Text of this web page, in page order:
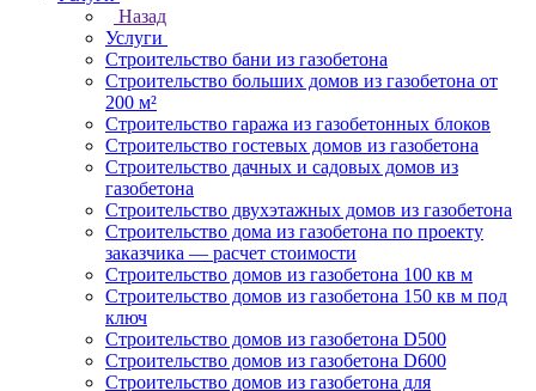
Назад
Услуги
Строительство бани из газобетона
Строительство больших домов из газобетона от
200 м²
Строительство гаража из газобетонных блоков
Строительство гостевых домов из газобетона
Строительство дачных и садовых домов из
газобетона
Строительство двухэтажных домов из газобетона
Строительство дома из газобетона по проекту
заказчика — расчет стоимости
Строительство домов из газобетона 100 кв м
Строительство домов из газобетона 150 кв м под
ключ
Строительство домов из газобетона D500
Строительство домов из газобетона D600
Строительство домов из газобетона для